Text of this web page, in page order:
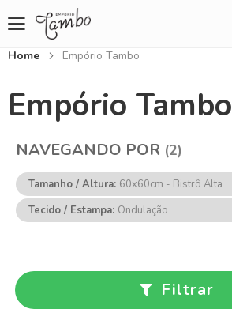
Home Empório Tambo
Empório Tambo
Filtrar
NAVEGANDO POR
Tamanho / Altura 60x60cm - Bistrô Alta
Tecido / Estampa Ondulação